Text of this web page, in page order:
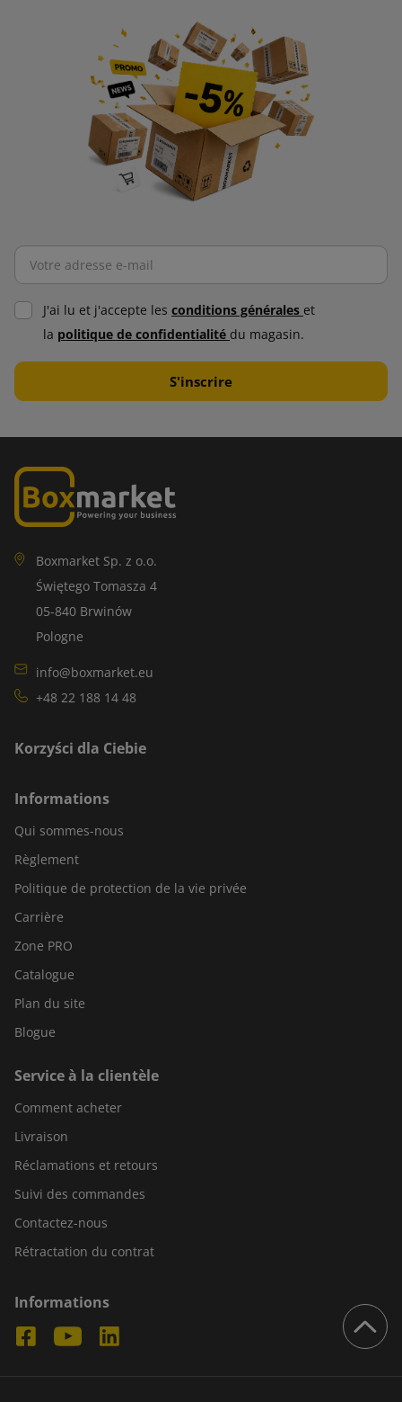
J'ai lu et j'accepte les conditions générales et
la politique de confidentialité du magasin.
Boxmarket Sp. z o.o.
Świętego Tomasza 4
05-840 Brwinów
Pologne
info@boxmarket.eu
+48 22 188 14 48
Korzyści dla Ciebie
Informations
Qui sommes-nous
Règlement
Politique de protection de la vie privée
Carrière
Zone PRO
Catalogue
Plan du site
Blogue
Service à la clientèle
Comment acheter
Livraison
Réclamations et retours
Suivi des commandes
Contactez-nous
Rétractation du contrat
Informations